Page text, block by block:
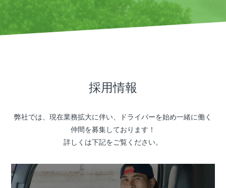
採用情報
弊社では、現在業務拡大に伴い、ドライバーを始め一緒に働く
仲間を募集しております！
詳しくは下記をご覧ください。